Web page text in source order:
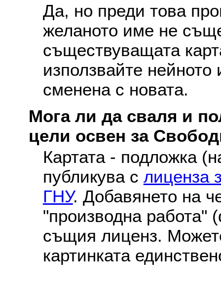
Да, но преди това
желаното име не
съществуващата
използвайте
сменена с новата.
Мога ли да сваля и
цели освен за
Картата - подложка
публикува с лиценза
ГНУ. Добавянето на
"производна работа"
същия лиценз.
картинката